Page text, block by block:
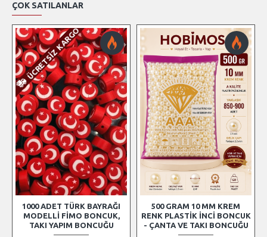
ÇOK SATILANLAR
ÜCRETSIZ KARGO
1000 ADET TÜRK BAYRAĞI
MODELLI FIMO BONCUK,
TAKI YAPIM BONCUĞU
500 GRAM 10 MM KREM
RENK PLASTIK İNCI BONCUK
- ÇANTA VE TAKI BONCUĞU